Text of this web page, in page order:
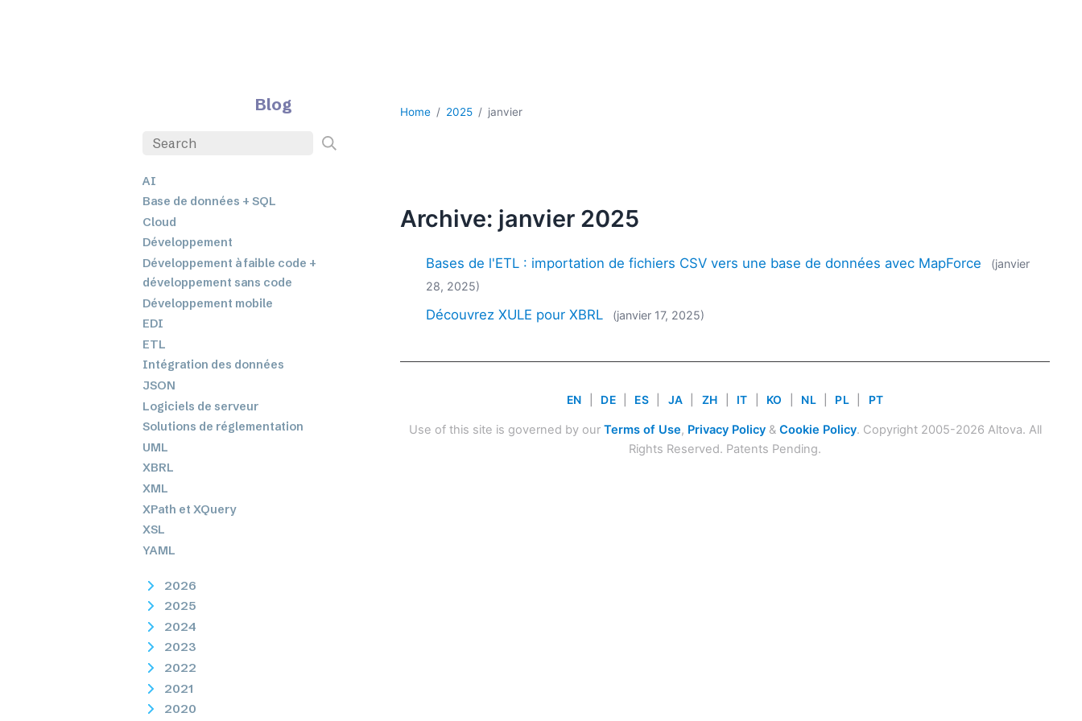
Blog
AI
Base de données + SQL
Cloud
Développement
Développement à faible code +
développement sans code
Développement mobile
EDI
ETL
Intégration des données
JSON
Logiciels de serveur
Solutions de réglementation
UML
XBRL
XML
XPath et XQuery
XSL
YAML
2026
2025
2024
2023
2022
2021
2020
Home 2025 janvier
Archive: janvier 2025
Bases de l'ETL : importation de fichiers CSV vers une base de données avec MapForce
(janvier
28, 2025)
Découvrez XULE pour XBRL (janvier 17, 2025)
EN DE ES JA ZH IT KO NL PL PT
Use of this site is governed by our Terms of Use, Privacy Policy& Cookie Policy. Copyright 2005-2026 Altova. All
Rights Reserved. Patents Pending.